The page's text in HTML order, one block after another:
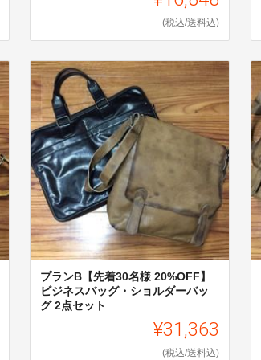
(税込/送料込)
プランB【先着30名様 20%OFF】
ビジネスバッグ・ショルダーバッ
グ 2点セット
¥31,363
(税込/送料込)